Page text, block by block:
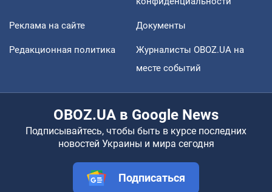
Реклама на сайте Документы
Редакционная политика
Журналисты OBOZ.UA на
месте событий
OBOZ.UA в Google News
Подписывайтесь, чтобы быть в курсе последних
новостей Украины и мира сегодня
Подписаться